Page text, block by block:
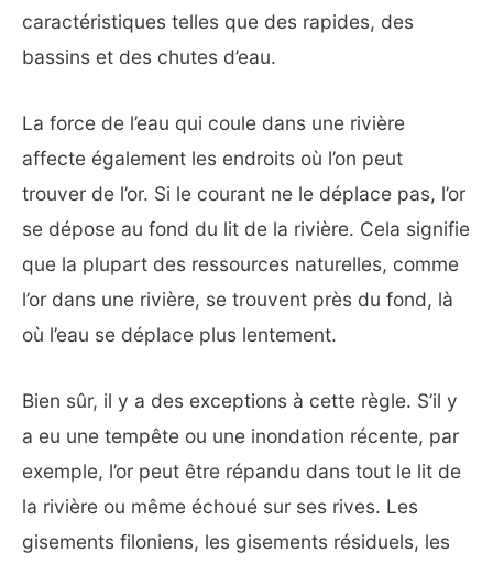
caractéristiques telles que des rapides, des
bassins et des chutes d’eau.
La force de l’eau qui coule dans une rivière
affecte également les endroits où l’on peut
trouver de l’or. Si le courant ne le déplace pas, l’or
se dépose au fond du lit de la rivière. Cela signifie
que la plupart des ressources naturelles, comme
l’or dans une rivière, se trouvent près du fond, là
où l’eau se déplace plus lentement.
Bien sûr, il y a des exceptions à cette règle. S’il y
a eu une tempête ou une inondation récente, par
exemple, l’or peut être répandu dans tout le lit de
la rivière ou même échoué sur ses rives. Les
gisements filoniens, les gisements résiduels, les